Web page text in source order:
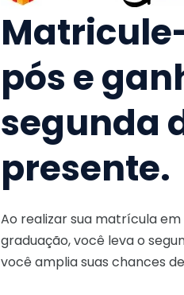
pós e
segunda
presente.
Ao realizar sua matrícula
graduação, você leva o
você amplia suas chances